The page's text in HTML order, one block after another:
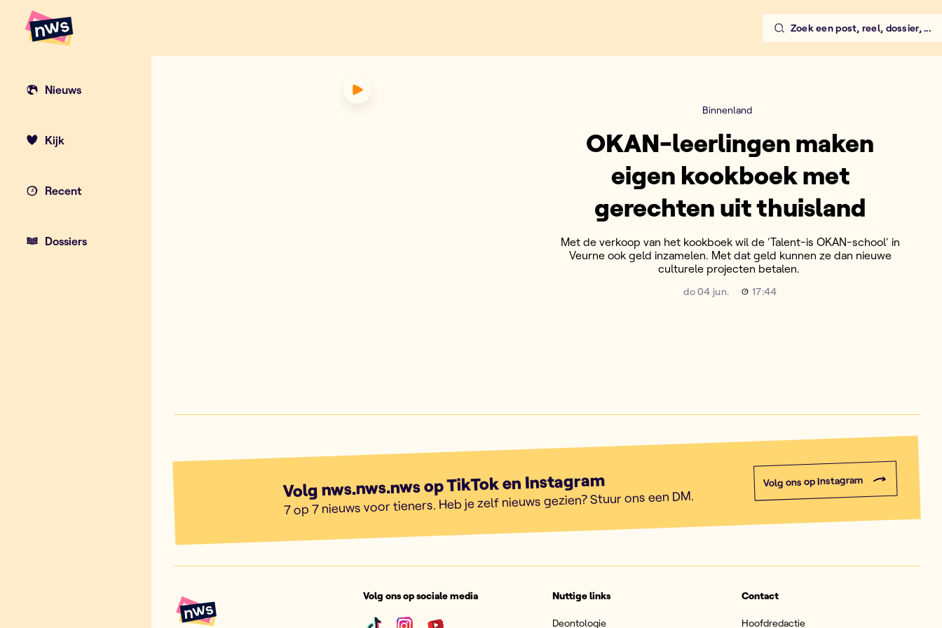
Zoek een post, reel, dossier, ...
Nieuws
Kijk
Recent
Dossiers
OKAN-leerlingen maken eigen kookboek met gerechten uit thuisland
Binnenland
OKAN-leerlingen maken
eigen kookboek met
gerechten uit thuisland
Met de verkoop van het kookboek wil de 'Talent-is OKAN-school' in
Veurne ook geld inzamelen. Met dat geld kunnen ze dan nieuwe
culturele projecten betalen.
do 04 jun. 17:44
Volg nws.nws.nws op TikTok en Instagram
7 op 7 nieuws voor tieners. Heb je zelf nieuws gezien? Stuur ons een DM.
Volg ons op Instagram
Volg ons op sociale media Nuttige links
Deontologie
Contact
Hoofdredactie